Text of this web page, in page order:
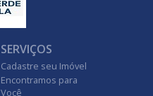
SERVIÇOS
Cadastre seu Imóvel
Encontramos para
Você